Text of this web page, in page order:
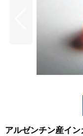
アルゼンチン産イ